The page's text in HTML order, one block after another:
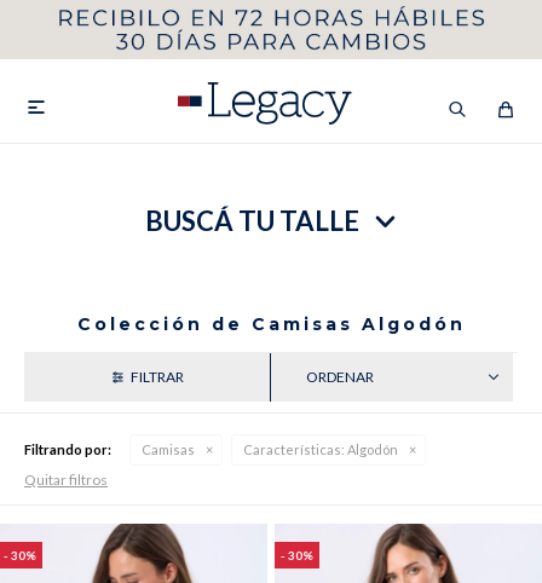

BUSCÁ TU TALLE
Colección de Camisas Algodón
Filtrando por: Camisas Características: Algodón
Quitar filtros
30 30
MI CUENTA
Remeras